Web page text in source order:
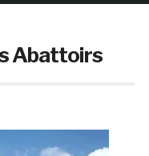
Abattoirs